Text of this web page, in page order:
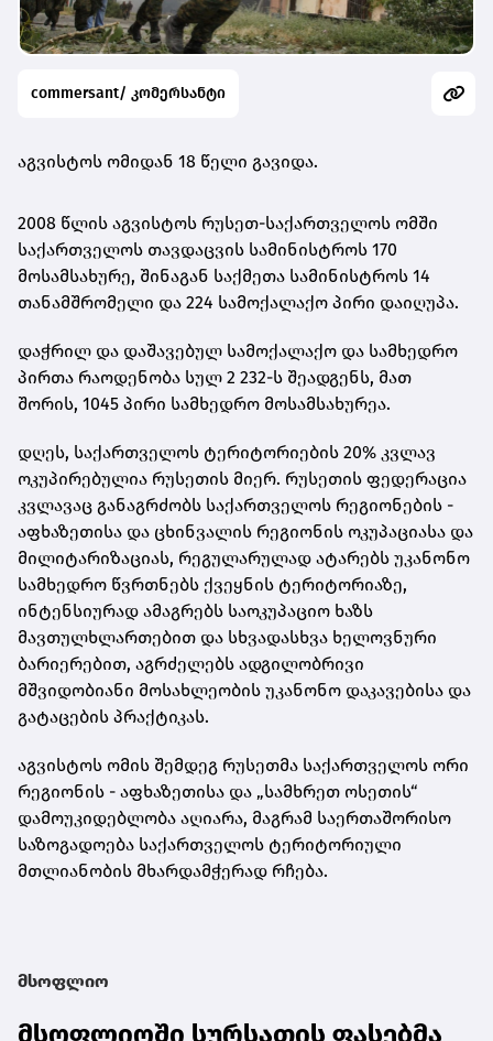
commersant/ კომერსანტი
აგვისტოს ომიდან 18 წელი გავიდა.
2008 წლის აგვისტოს რუსეთ-საქართველოს ომში
საქართველოს თავდაცვის სამინისტროს 170
მოსამსახურე, შინაგან საქმეთა სამინისტროს 14
თანამშრომელი და 224 სამოქალაქო პირი დაიღუპა.
დაჭრილ და დაშავებულ სამოქალაქო და სამხედრო
პირთა რაოდენობა სულ 2 232-ს შეადგენს, მათ
შორის, 1045 პირი სამხედრო მოსამსახურეა.
დღეს, საქართველოს ტერიტორიების 20% კვლავ
ოკუპირებულია რუსეთის მიერ. რუსეთის ფედერაცია
კვლავაც განაგრძობს საქართველოს რეგიონების -
აფხაზეთისა და ცხინვალის რეგიონის ოკუპაციასა და
მილიტარიზაციას, რეგულარულად ატარებს უკანონო
სამხედრო წვრთნებს ქვეყნის ტერიტორიაზე,
ინტენსიურად ამაგრებს საოკუპაციო ხაზს
მავთულხლართებით და სხვადასხვა ხელოვნური
ბარიერებით, აგრძელებს ადგილობრივი
მშვიდობიანი მოსახლეობის უკანონო დაკავებისა და
გატაცების პრაქტიკას.
აგვისტოს ომის შემდეგ რუსეთმა საქართველოს ორი
რეგიონის - აფხაზეთისა და „სამხრეთ ოსეთის“
დამოუკიდებლობა აღიარა, მაგრამ საერთაშორისო
საზოგადოება საქართველოს ტერიტორიული
მთლიანობის მხარდამჭერად რჩება.
მსოფლიო
მსოფლიოში სურსათის ფასებმა